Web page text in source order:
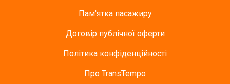
Пам'ятка пасажиру
Договір публічної оферти
Політика конфіденційності
Про TransTempo